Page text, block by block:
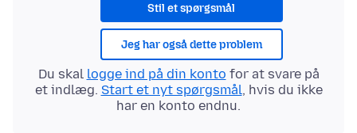
Stil et spørgsmål
Jeg har også dette problem
Du skal logge ind på din konto for at svare på
et indlæg. Start et nyt spørgsmål, hvis du ikke
har en konto endnu.